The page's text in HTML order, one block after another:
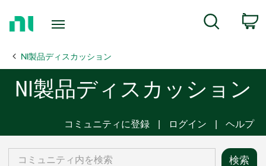
Page
Search
NI製品ディスカッション
NI製品ディスカッション
コミュニティに登録 ログイン ヘルプ